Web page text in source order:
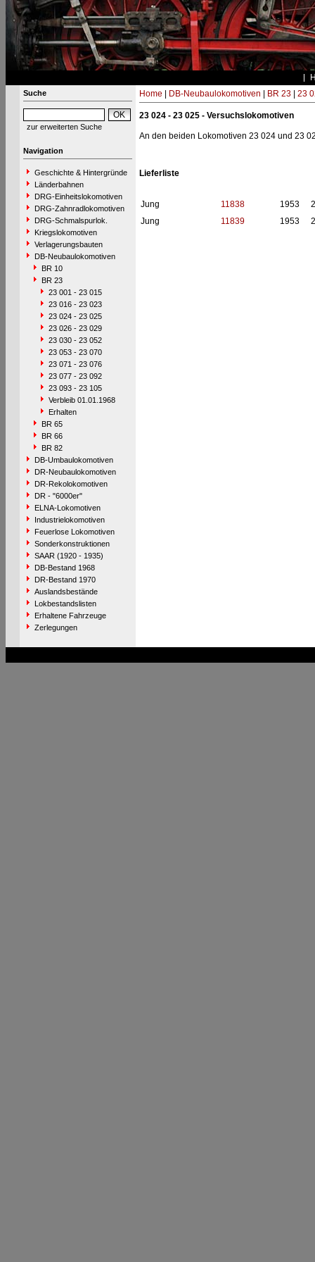
Suche
zur erweiterten Suche
Navigation
Geschichte & Hintergründe
Länderbahnen
DRG-Einheitslokomotiven
DRG-Zahnradlokomotiven
DRG-Schmalspurlok.
Kriegslokomotiven
Verlagerungsbauten
DB-Neubaulokomotiven
BR 10
BR 23
23 001 - 23 015
23 016 - 23 023
23 024 - 23 025
23 026 - 23 029
23 030 - 23 052
23 053 - 23 070
23 071 - 23 076
23 077 - 23 092
23 093 - 23 105
Verbleib 01.01.1968
Erhalten
BR 65
BR 66
BR 82
DB-Umbaulokomotiven
DR-Neubaulokomotiven
DR-Rekolokomotiven
DR - "6000er"
ELNA-Lokomotiven
Industrielokomotiven
Feuerlose Lokomotiven
Sonderkonstruktionen
SAAR (1920 - 1935)
DB-Bestand 1968
DR-Bestand 1970
Auslandsbestände
Lokbestandslisten
Erhaltene Fahrzeuge
Zerlegungen
Home DB-Neubaulokomotiven BR 23| 23
23 024 - 23 025 - Versuchslokomotiven
An den beiden Lokomotiven 23 024 und 23
Lieferliste
Jung 11838 1953
Jung
11839 1953